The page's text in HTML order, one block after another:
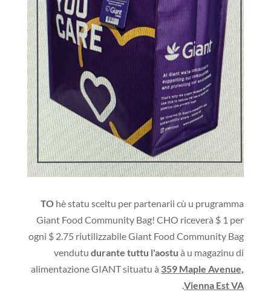
TO hè statu sceltu per partenarii cù u prugramma
Giant Food Community Bag! CHO riceverà $ 1 per
ogni $ 2.75 riutilizzabile Giant Food Community Bag
vendutudurante tuttu l'aostuà u magazinu di
alimentazione GIANT situatu à 359 Maple Avenue,
Vienna Est VA
.